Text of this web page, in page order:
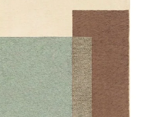
リック雑貨
リア雑貨・その他